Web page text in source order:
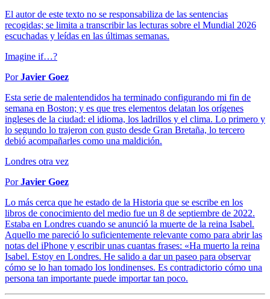
El autor de este texto no se responsabiliza de las sentencias
recogidas; se limita a transcribir las lecturas sobre el Mundial 2026
escuchadas y leídas en las últimas semanas.
Imagine if…?
PorJavier Goez
Esta serie de malentendidos ha terminado configurando mi fin de
semana en Boston; y es que tres elementos delatan los orígenes
ingleses de la ciudad: el idioma, los ladrillos y el clima. Lo primero y
lo segundo lo trajeron con gusto desde Gran Bretaña, lo tercero
debió acompañarles como una maldición.
Londres otra vez
PorJavier Goez
Lo más cerca que he estado de la Historia que se escribe en los
libros de conocimiento del medio fue un 8 de septiembre de 2022.
Estaba en Londres cuando se anunció la muerte de la reina Isabel.
Aquello me pareció lo suficientemente relevante como para abrir las
notas del iPhone y escribir unas cuantas frases: «Ha muerto la reina
Isabel. Estoy en Londres. He salido a dar un paseo para observar
cómo se lo han tomado los londinenses. Es contradictorio cómo una
persona tan importante puede importar tan poco.